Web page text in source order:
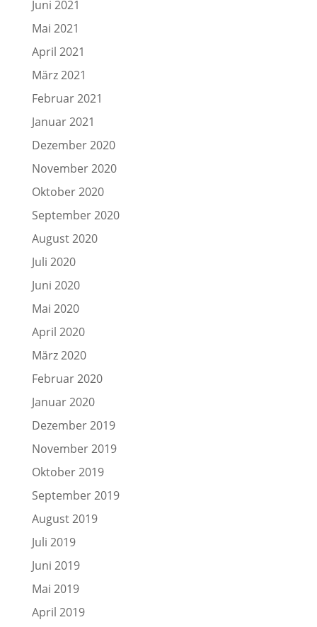
Juni 2021
Mai 2021
April 2021
März 2021
Februar 2021
Januar 2021
Dezember 2020
November 2020
Oktober 2020
September 2020
August 2020
Juli 2020
Juni 2020
Mai 2020
April 2020
März 2020
Februar 2020
Januar 2020
Dezember 2019
November 2019
Oktober 2019
September 2019
August 2019
Juli 2019
Juni 2019
Mai 2019
April 2019